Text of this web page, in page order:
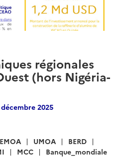
régionales
(hors Nigéria-
décembre 2025
UMOA
BERD
MCC Banque_mondiale